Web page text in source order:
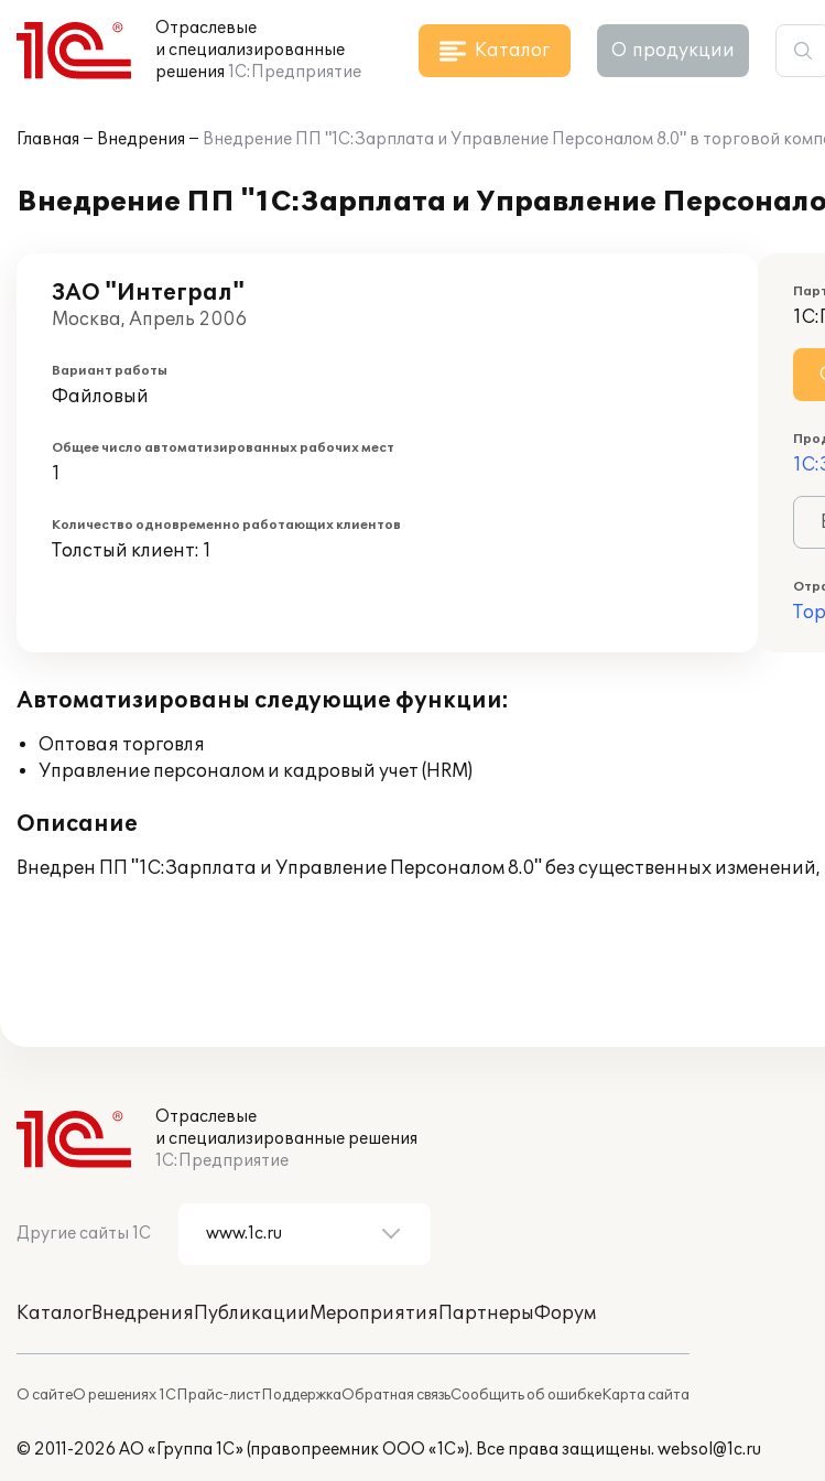
Отраслевые
и специализированные
решения 1С:Предприятие
Каталог О продукции
Главная Внедрения Внедрение ПП "1С:Зарплата и Управление Персоналом 8.0" в торговой
Внедрение ПП "1С:Зарплата и Управление
ЗАО "Интеграл"
Москва, Апрель 2006
Вариант работы
Файловый
Общее число автоматизированных рабочих мест
1
Количество одновременно работающих клиентов
Толстый клиент: 1
Автоматизированы следующие функции:
Оптовая торговля
Управление персоналом и кадровый учет (HRM)
Описание
Внедрен ПП "1С:Зарплата и Управление Персоналом 8.0" без существенных изменений,
Отраслевые
и специализированные решения
1С:Предприятие
Другие сайты 1С
КаталогВнедренияПубликацииМероприятияПартнерыФорум
О сайтеО решениях 1СПрайс-листПоддержкаОбратная связьСообщить об ошибкеКарта сайта
© 2011-2026 АО «Группа 1С» (правопреемник ООО «1С»). Все права защищены. websol@1c.ru